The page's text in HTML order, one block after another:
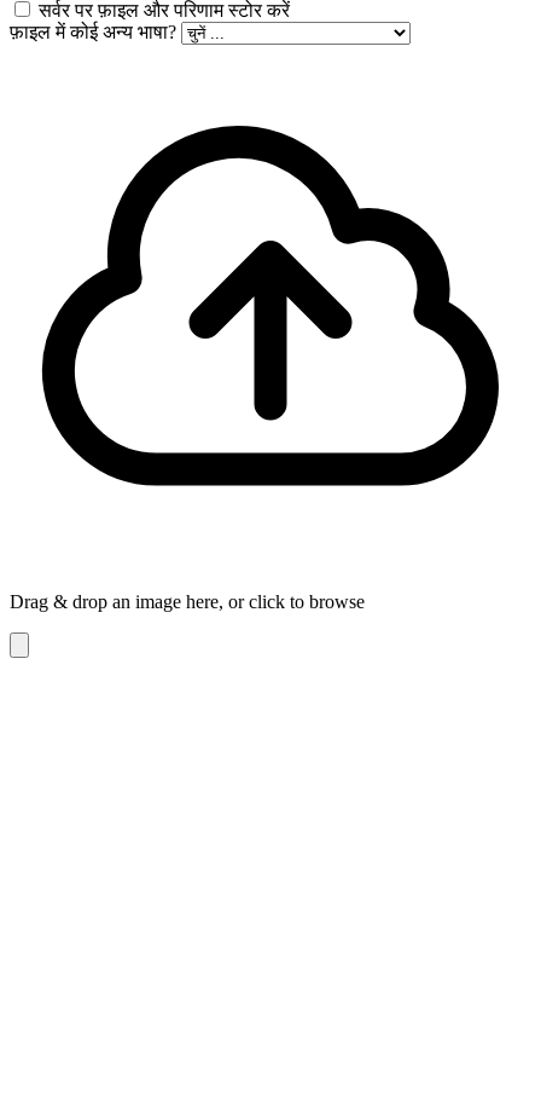
सर्वर पर फ़ाइल और परिणाम स्टोर करें
फ़ाइल में कोई अन्य भाषा?
Drag & drop an image here, or click to browse